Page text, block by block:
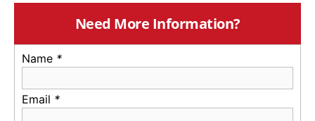
Need More Information?
Name *
Email *